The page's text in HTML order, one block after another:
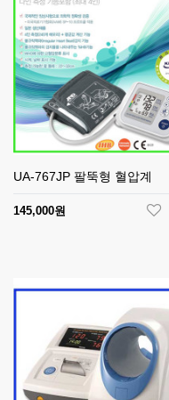
UA-767JP 팔뚝형 혈압계
145,000원